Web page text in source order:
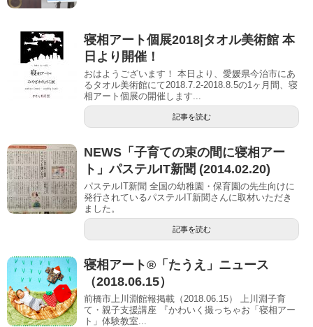
寝相アート個展2018|タオル美術館 本
日より開催！
おはようございます！ 本日より、愛媛県今治市にあ
るタオル美術館にて2018.7.2-2018.8.5の1ヶ月間、寝
相アート個展の開催します...
記事を読む
NEWS「子育ての束の間に寝相アー
ト」パステルIT新聞 (2014.02.20)
パステルIT新聞 全国の幼稚園・保育園の先生向けに
発行されているパステルIT新聞さんに取材いただき
ました。
記事を読む
寝相アート®「たうえ」ニュース
（2018.06.15）
前橋市上川淵館報掲載（2018.06.15） 上川淵子育
て・親子支援講座 『かわいく撮っちゃお「寝相アー
ト」体験教室...